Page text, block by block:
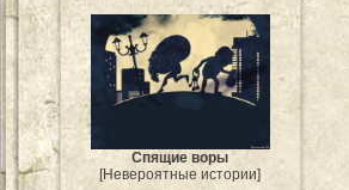
Спящие воры
[Невероятные истории]